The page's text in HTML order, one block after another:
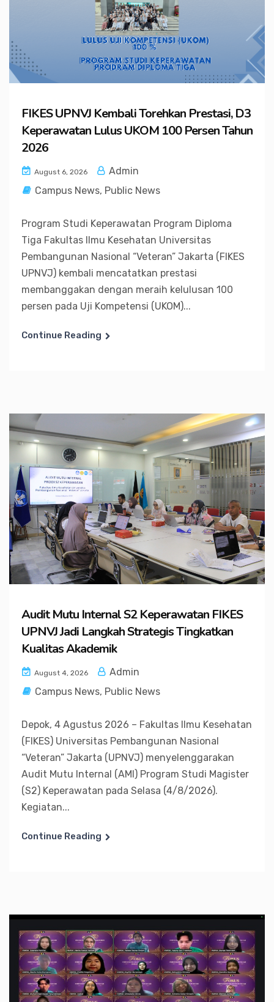
FIKES UPNVJ Kembali Torehkan Prestasi, D3
Keperawatan Lulus UKOM 100 Persen Tahun
2026
August 6, 2026
Admin
Campus News, Public News
Program Studi Keperawatan Program Diploma
Tiga Fakultas Ilmu Kesehatan Universitas
Pembangunan Nasional “Veteran” Jakarta (FIKES
UPNVJ) kembali mencatatkan prestasi
membanggakan dengan meraih kelulusan 100
persen pada Uji Kompetensi (UKOM)...
Continue Reading
Audit Mutu Internal S2 Keperawatan FIKES
UPNVJ Jadi Langkah Strategis Tingkatkan
Kualitas Akademik
August 4, 2026
Admin
Campus News, Public News
Depok, 4 Agustus 2026 – Fakultas Ilmu Kesehatan
(FIKES) Universitas Pembangunan Nasional
“Veteran” Jakarta (UPNVJ) menyelenggarakan
Audit Mutu Internal (AMI) Program Studi Magister
(S2) Keperawatan pada Selasa (4/8/2026).
Kegiatan...
Continue Reading